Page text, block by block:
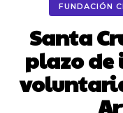
FUNDACIÓN
Santa
plazo de